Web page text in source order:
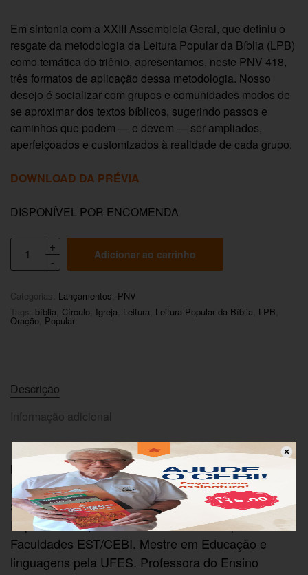
Em sintonia com a XXIII Assembleia Geral, que definiu o
resgate da metodologia da Leitura Popular da Bíblia (LPB)
como temática do triênio, apresentamos, neste PNV 418,
três formatos de aplicação dessa metodologia. Nosso
desejo é socializar com grupos e comunidades modos de
se aproximar dos textos bíblicos, sugerindo passos e
caminhos que podem — e devem — ser ampliados,
aperfeiçoados e customizados à realidade de cada grupo.
DOWNLOAD DA PRÉVIA
DISPONÍVEL POR ENCOMENDA
Adicionar ao carrinho
Categorias: Lançamentos PNV
Tags: bíblia Círculo Igreja Leitura Leitura Popular da Bíblia LPB
Oração Popular
Descrição
Informação adicional
Maria de Fátima Castelan
é Católica, graduada em
Filosofia pela PUC-MG. Pós graduada em História
Social do Brasil na UFES (Universidade Federal do
Espírito Santo) e em Assessoria Bíblica pela
Faculdades EST/CEBI. Mestre em Educação e
linguagens pela UFES. Professora do Ensino